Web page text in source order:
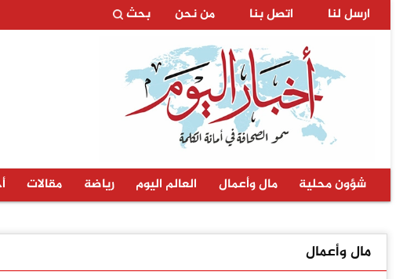
ارسل لنا اتصل بنا من نحن بحث
شؤون محلية مال وأعمال العالم اليوم رياضة مقالات
مال وأعمال